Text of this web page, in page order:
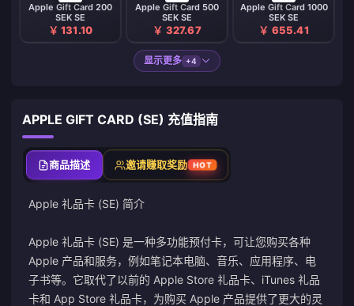
Apple Gift Card 200
SEK SE
￥ 131.10
Apple Gift Card 500
SEK SE
￥ 327.67
Apple Gift Card 1000
SEK SE
￥ 655.41
显示更多 +4
APPLE GIFT CARD (SE) 充值指南
商品描述 邀请赚取奖励 HOT
Apple 礼品卡 (SE) 简介
Apple 礼品卡 (SE) 是一种多功能预付卡，可让您购买各种
Apple 产品和服务，例如笔记本电脑、音乐、应用程序、电
子书等。它取代了以前的 Apple Store 礼品卡、iTunes 礼品
卡和 App Store 礼品卡，为购买 Apple 产品提供了更大的灵